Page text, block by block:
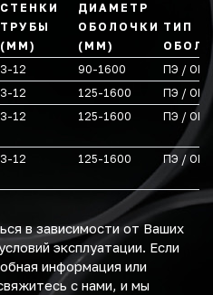
СТЕНКИ
ТРУБЫ
(ММ)
ДИАМЕТР
ОБОЛОЧКИ
(ММ)
ТИП
3-12 90-1600
ПЭ / ОЦ
3-12 125-1600
ПЭ / ОЦ
3-12 125-1600 ПЭ / ОЦ
3-12 125-1600 ПЭ / ОЦ
в зависимости от Ваших
эксплуатации. Если
информация или
с нами, и мы